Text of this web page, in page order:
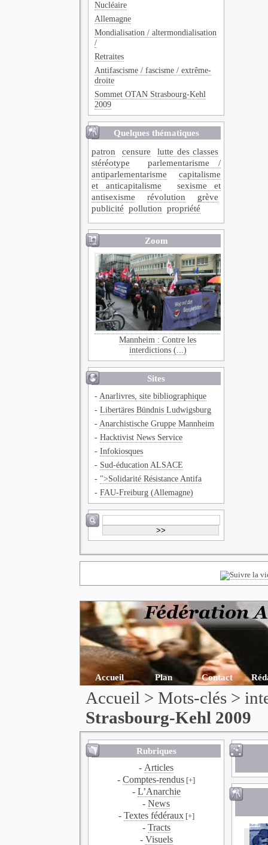
Nucléaire
Allemagne
Mondialisation / altermondialisation
/
Retraites
Antifascisme / fascisme / extrême-
droite
Sommet OTAN Strasbourg-Kehl
2009
Quelques thématiques
patron
censure
lutte des classes
stéréotype
parlementarisme /
antiparlementarisme
capitalisme
et anticapitalisme
sexisme et
antisexisme
révolution
grève
publicité pollution propriété
Zoom
Mannheim : Contre les
interdictions (...)
Sites
- Anarlivres, site bibliographique
-Libertäres Bündnis Ludwigsburg
- Anarchistische Gruppe Mannheim
-Hacktivist News Service
-Infokiosques
- Sud-éducation ALSACE
- ">Solidarité Résistance Antifa
-FAU-Freiburg (Allemagne)
Accueil Plan Contact
Accueil > Mots-clés >
Strasbourg-Kehl 2009
Rubriques
- Articles
-Comptes-rendus [+]
- L’Anarchie
-News
- Textes fédéraux[+]
- Tracts
- Visuels